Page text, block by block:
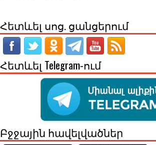
Հետևել սոց. ցանցերում
Հետևել Telegram-ում
Բջջային հավելվածներ